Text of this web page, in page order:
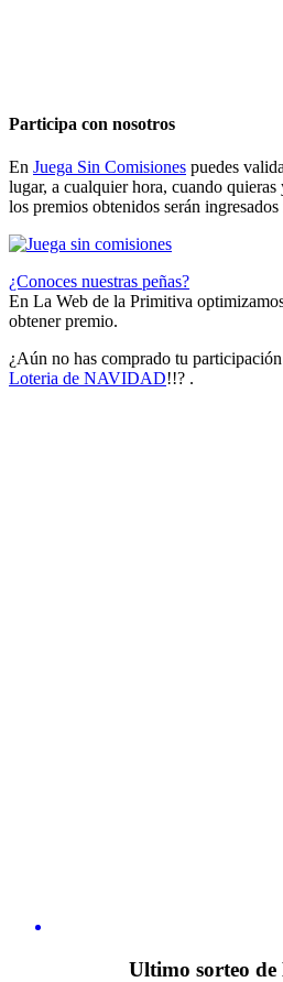
Participa con nosotros
En Juega Sin Comisiones puedes
lugar, a cualquier hora, cuando
los premios obtenidos serán
¿Conoces nuestras peñas?
En La Web de la Primitiva
obtener premio.
¿Aún no has comprado tu participación
Loteria de NAVIDAD!!? .
Ultimo sorteo de